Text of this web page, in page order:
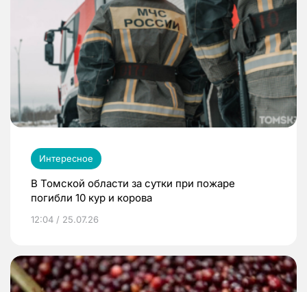
Интересное
В Томской области за сутки при пожаре
погибли 10 кур и корова
12:04 / 25.07.26